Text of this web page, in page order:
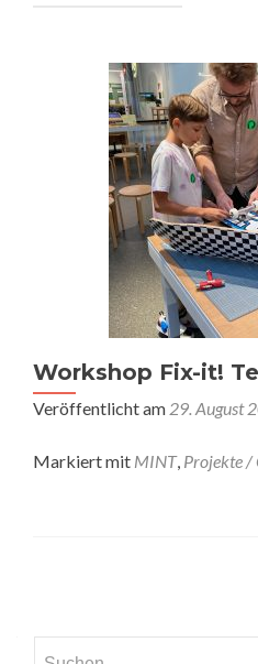
Workshop Fix-it!
Veröffentlicht am 29. August
Markiert mit MINT, Projekte /
navigation